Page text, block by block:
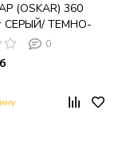
(OSKAR) 360
СЕРЫЙ/ ТЕМНО-
03 / BZ1046-02)
®DISAUR
0